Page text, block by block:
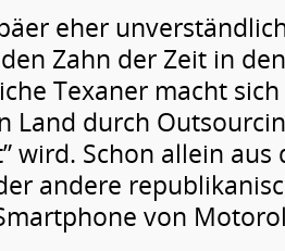
eher
Zahn der Zeit in
Texaner macht
Land durch
wird. Schon allein aus
andere
von